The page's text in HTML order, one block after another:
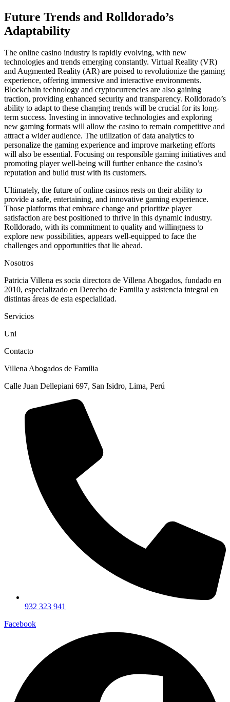
Future Trends and Rolldorado’s
Adaptability
The online casino industry is rapidly evolving, with new
technologies and trends emerging constantly. Virtual Reality (VR)
and Augmented Reality (AR) are poised to revolutionize the gaming
experience, offering immersive and interactive environments.
Blockchain technology and cryptocurrencies are also gaining
traction, providing enhanced security and transparency. Rolldorado’s
ability to adapt to these changing trends will be crucial for its long-
term success. Investing in innovative technologies and exploring
new gaming formats will allow the casino to remain competitive and
attract a wider audience. The utilization of data analytics to
personalize the gaming experience and improve marketing efforts
will also be essential. Focusing on responsible gaming initiatives and
promoting player well-being will further enhance the casino’s
reputation and build trust with its customers.
Ultimately, the future of online casinos rests on their ability to
provide a safe, entertaining, and innovative gaming experience.
Those platforms that embrace change and prioritize player
satisfaction are best positioned to thrive in this dynamic industry.
Rolldorado, with its commitment to quality and willingness to
explore new possibilities, appears well-equipped to face the
challenges and opportunities that lie ahead.
Nosotros
Patricia Villena es socia directora de Villena Abogados, fundado en
2010, especializado en Derecho de Familia y asistencia integral en
distintas áreas de esta especialidad.
Servicios
Uni
Contacto
Villena Abogados de Familia
Calle Juan Dellepiani 697, San Isidro, Lima, Perú
932 323 941
Facebook